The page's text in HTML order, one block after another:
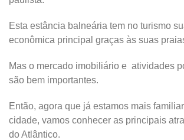
Esta estância balneária tem no turismo
econômica principal graças às suas
Mas o mercado imobiliário e atividades
são bem importantes.
Então, agora que já estamos mais
cidade, vamos conhecer as principais
do Atlântico.